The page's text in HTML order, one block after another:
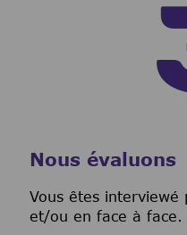
Nous évaluons
Vous êtes
et/ou en face à face.